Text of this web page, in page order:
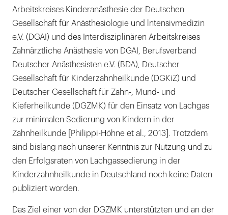
Arbeitskreises Kinderanästhesie der Deutschen
Gesellschaft für Anästhesiologie und lntensivmedizin
e.V. (DGAI) und des Interdisziplinären Arbeitskreises
Zahnärztliche Anästhesie von DGAI, Berufsverband
Deutscher Anästhesisten e.V. (BDA), Deutscher
Gesellschaft für Kinderzahnheilkunde (DGKiZ) und
Deutscher Gesellschaft für Zahn-, Mund- und
Kieferheilkunde (DGZMK) für den Einsatz von Lachgas
zur minimalen Sedierung von Kindern in der
Zahnheilkunde [Philippi-Höhne et al., 2013]. Trotzdem
sind bislang nach unserer Kenntnis zur Nutzung und zu
den Erfolgsraten von Lachgassedierung in der
Kinderzahnheilkunde in Deutschland noch keine Daten
publiziert worden.
Das Ziel einer von der DGZMK unterstützten und an der